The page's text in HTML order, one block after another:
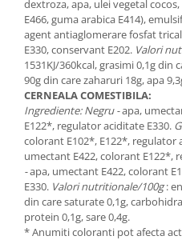
dextroza, apa, ulei vegetal
E466, guma arabica E414),
agent antiaglomerare fosfat
E330, conservant E202. Valori
1531KJ/360kcal, grasimi 0,1g
90g din care zaharuri 18g, apa
CERNEALA COMESTIBILA:
Ingrediente: Negru -apa,
E122*, regulator aciditate E330.
colorant E102*, E122*, regulator
umectant E422, colorant E122*,
-apa, umectant E422, colorant
E330. Valori nutritionale/100g:
din care saturate 0,1g,
protein 0,1g, sare 0,4g.
* Anumiti coloranti pot afecta